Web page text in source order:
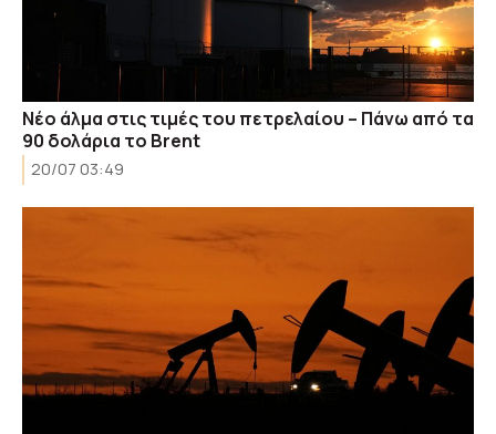
Νέο άλμα στις τιμές του πετρελαίου – Πάνω από τα
90 δολάρια το Brent
20/07 03:49